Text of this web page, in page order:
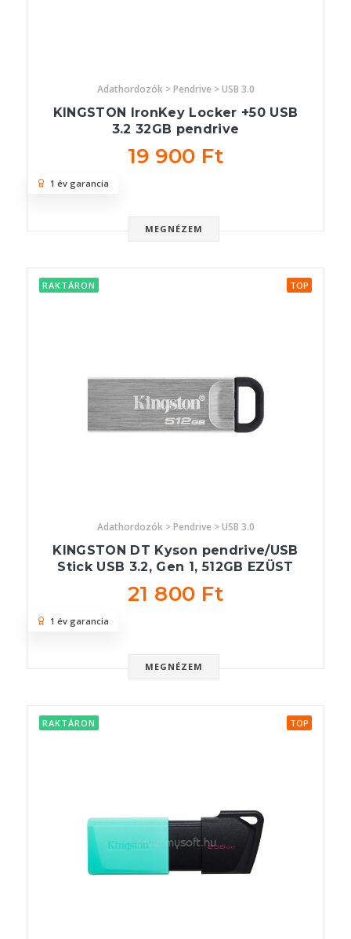
Adathordozók > Pendrive > USB 3.0
KINGSTON IronKey Locker +50 USB
3.2 32GB pendrive
19 900 Ft
MEGNÉZEM
1 év garancia
RAKTÁRON TOP
Adathordozók > Pendrive > USB 3.0
KINGSTON DT Kyson pendrive/USB
Stick USB 3.2, Gen 1, 512GB EZÜST
21 800 Ft
MEGNÉZEM
1 év garancia
RAKTÁRON TOP